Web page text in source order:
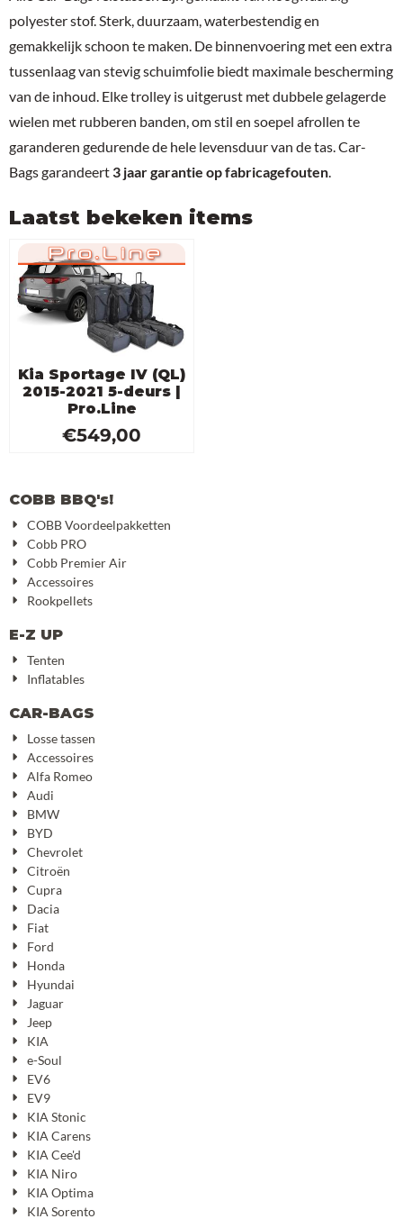
polyester stof. Sterk, duurzaam, waterbestendig en
gemakkelijk schoon te maken. De binnenvoering met een extra
tussenlaag van stevig schuimfolie biedt maximale bescherming
van de inhoud. Elke trolley is uitgerust met dubbele gelagerde
wielen met rubberen banden, om stil en soepel afrollen te
garanderen gedurende de hele levensduur van de tas. Car-
Bags garandeert 3 jaar garantie op fabricagefouten.
Laatst bekeken items
Kia Sportage IV (QL)
2015-2021 5-deurs |
Pro.Line
€549,00
COBB BBQ's!
COBB Voordeelpakketten
Cobb PRO
Cobb Premier Air
Accessoires
Rookpellets
E-Z UP
Tenten
Inflatables
CAR-BAGS
Losse tassen
Accessoires
Alfa Romeo
Audi
BMW
BYD
Chevrolet
Citroën
Cupra
Dacia
Fiat
Ford
Honda
Hyundai
Jaguar
Jeep
KIA
e-Soul
EV6
EV9
KIA Stonic
KIA Carens
KIA Cee'd
KIA Niro
KIA Optima
KIA Sorento